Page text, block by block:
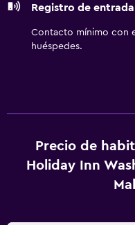
gimnasio abierto las 24
temporada.
Registro de
Contacto mínimo con
huéspedes.
Precio de
Holiday Inn